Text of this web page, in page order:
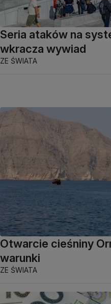
Seria ataków na
wkracza wywiad
ZE ŚWIATA
Otwarcie cieśniny
warunki
ZE ŚWIATA